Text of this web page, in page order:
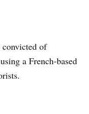
convicted of
a French-based